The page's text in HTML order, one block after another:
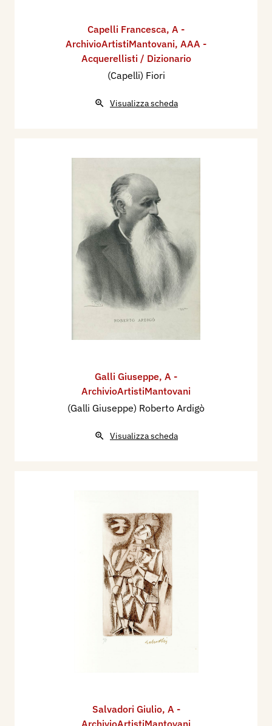
Capelli Francesca, A -
ArchivioArtistiMantovani, AAA -
Acquerellisti / Dizionario
(Capelli) Fiori
Visualizza scheda
Galli Giuseppe, A -
ArchivioArtistiMantovani
(Galli Giuseppe) Roberto Ardigò
Visualizza scheda
Salvadori Giulio, A -
ArchivioArtistiMantovani